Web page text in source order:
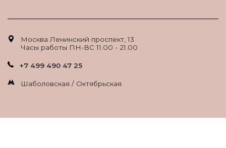
Москва Ленинский проспект, 13
Часы работы ПН-ВС 11.00 - 21.00
+7 499 490 47 25
Шаболовская / Октябрьская